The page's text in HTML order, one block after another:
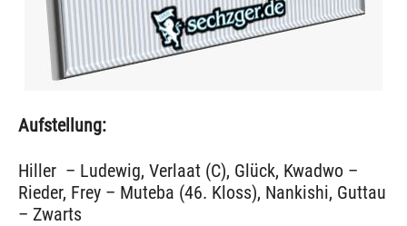
Aufstellung:
Hiller – Ludewig, Verlaat (C), Glück, Kwadwo –
Rieder, Frey – Muteba (46. Kloss), Nankishi, Guttau
– Zwarts